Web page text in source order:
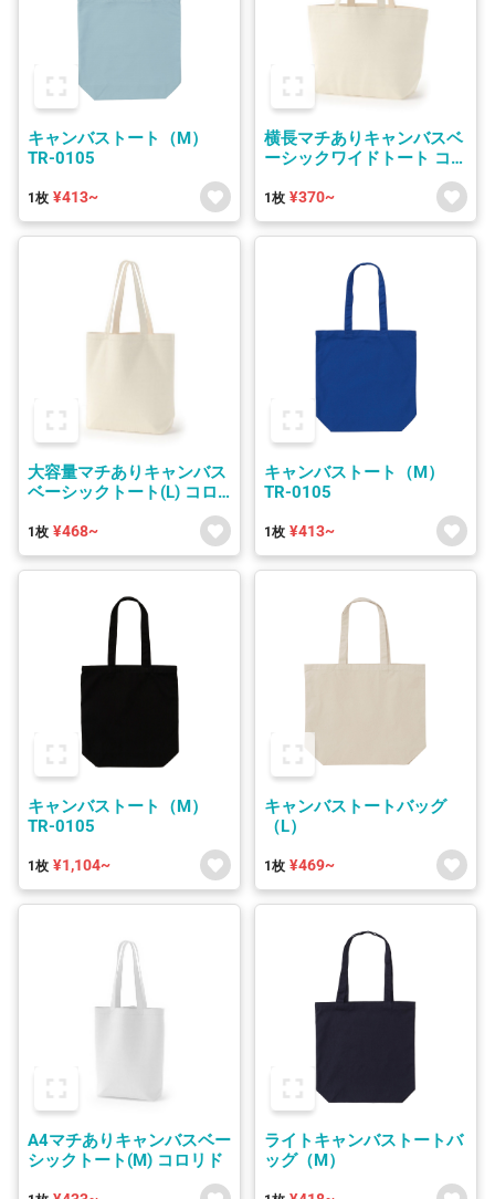
キャンバストート（M）
TR-0105
1枚 ¥413~
横長マチありキャンバスベ
ーシックワイドトート コロ
1枚 ¥370~
大容量マチありキャンバス
ベーシックトート(L) コロ
1枚 ¥468~
キャンバストート（M）
TR-0105
1枚 ¥413~
キャンバストート（M）
TR-0105
1枚 ¥1,104~
キャンバストートバッグ
（L）
1枚 ¥469~
A4マチありキャンバスベー
シックトート(M) コロリド
ライトキャンバストートバ
ッグ（M）